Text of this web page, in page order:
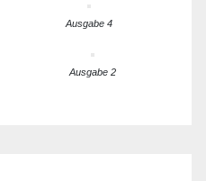
Ausgabe 4
Ausgabe 2